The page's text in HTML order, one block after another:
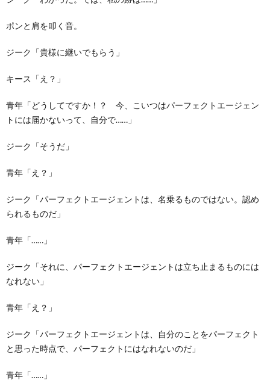
ポンと肩を叩く音。
ジーク「貴様に継いでもらう」
キース「え？」
青年「どうしてですか！？ 今、こいつはパーフェクトエージェン
トには届かないって、自分で……」
ジーク「そうだ」
青年「え？」
ジーク「パーフェクトエージェントは、名乗るものではない。認め
られるものだ」
青年「……」
ジーク「それに、パーフェクトエージェントは立ち止まるものには
なれない」
青年「え？」
ジーク「パーフェクトエージェントは、自分のことをパーフェクト
と思った時点で、パーフェクトにはなれないのだ」
青年「……」